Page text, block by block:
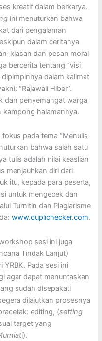
kreatif dalam berkarya.
ini menuturkan bahwa
dari pengalaman
dalam ceritanya
kiasan dan pesan moral
bercerita tentang “visi
dalam kalimat
“Rajawali Hiber”.
dan penyemangat warga
kampong halamannya.
pada tema “Menulis
bahwa salah satu
tulis adalah nilai keaslian
menjauhkan diri dari
itu, kepada para peserta,
untuk mengecek dan
Turnitin dan Plagiarisme
www.duplichecker.com.
sesi ini juga
Tindak Lanjut)
YRBK. Pada sesi ini
agar dapat menuntaskan
sudah disepakati
dilajutkan prosesnya
editing, (setting
target yang
i).